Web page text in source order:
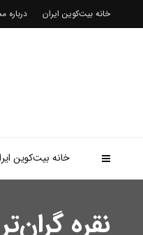
خانه بیت‌کوین
خانه بیت‌کوین ایران درباره
نقره